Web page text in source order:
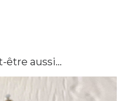
être aussi…